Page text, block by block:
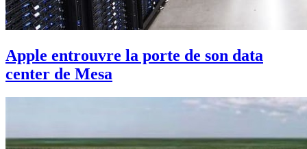
Apple entrouvre la porte de son data
center de Mesa